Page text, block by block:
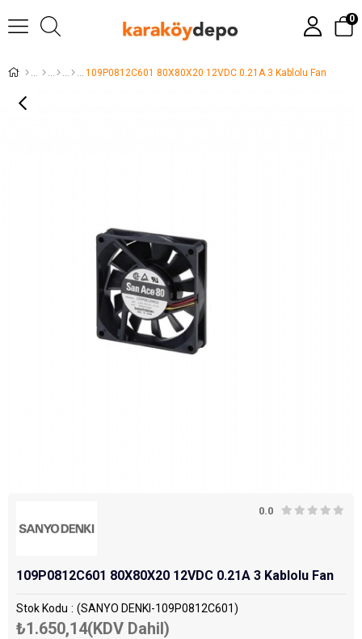
0
109P0812C601 80X80X20 12VDC 0.21A 3 Kablolu Fan
0.0
109P0812C601 80X80X20 12VDC 0.21A 3 Kablolu Fan
Stok Kodu (SANYO DENKI-109P0812C601)
₺1.650,14(KDV Dahil)